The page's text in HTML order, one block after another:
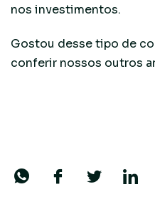
nos investimentos.
Gostou desse tipo de
conferir nossos outros